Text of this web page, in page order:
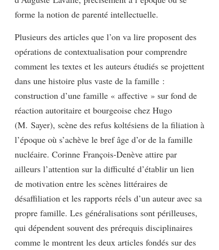
forme la notion de parenté intellectuelle.
Plusieurs des articles que l’on va lire proposent des
opérations de contextualisation pour comprendre
comment les textes et les auteurs étudiés se projettent
dans une histoire plus vaste de la famille :
construction d’une famille « affective » sur fond de
réaction autoritaire et bourgeoise chez Hugo
(M. Sayer), scène des refus koltésiens de la filiation à
l’époque où s’achève le bref âge d’or de la famille
nucléaire. Corinne François-Denève attire par
ailleurs l’attention sur la difficulté d’établir un lien
de motivation entre les scènes littéraires de
désaffiliation et les rapports réels d’un auteur avec sa
propre famille. Les généralisations sont périlleuses,
qui dépendent souvent des prérequis disciplinaires
comme le montrent les deux articles fondés sur des